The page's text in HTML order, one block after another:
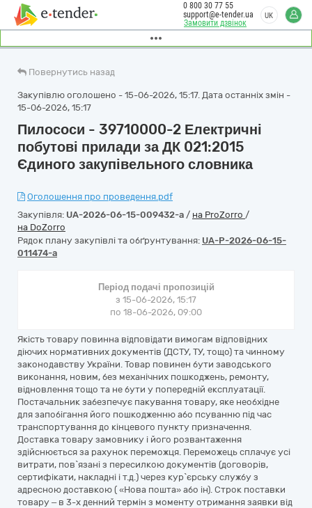
Замовити дзвінок
0 800 30 77 55
support@e-tender.ua
UK
Повернутись назад
Закупівлю оголошено - 15-06-2026, 15:17. Дата останніх змін -
15-06-2026, 15:17
Пилососи - 39710000-2 Електричні
побутові прилади за ДК 021:2015
Єдиного закупівельного словника
Оголошення про проведення.pdf
Закупівля: UA-2026-06-15-009432-a / на ProZorro /
на DoZorro
Рядок плану закупівлі та обґрунтування: UA-P-2026-06-15-
011474-a
Період подачі пропозицій
з 15-06-2026, 15:17
по 18-06-2026, 09:00
Якість товару повинна відповідати вимогам відповідних
діючих нормативних документів (ДСТУ, ТУ, тощо) та чинному
законодавству України. Товар повинен бути заводського
виконання, новим, без механічних пошкоджень, ремонту,
відновлення тощо та не бути у попередній експлуатації.
Постачальник забезпечує пакування товару, яке необхідне
для запобігання його пошкодженню або псуванню під час
транспортування до кінцевого пункту призначення.
Доставка товару замовнику і його розвантаження
здійснюється за рахунок переможця. Переможець сплачує усі
витрати, пов`язані з пересилкою документів (договорів,
сертифікати, накладні і т.д.) через кур`єрську службу з
адресною доставкою ( «Нова пошта» або ін). Строк поставки
товару – в 3-х денний термін з моменту отримання заявки від